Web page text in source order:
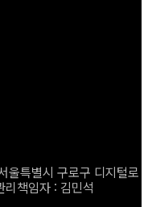
특별시 구로구 디지털로
책임자 : 김민석